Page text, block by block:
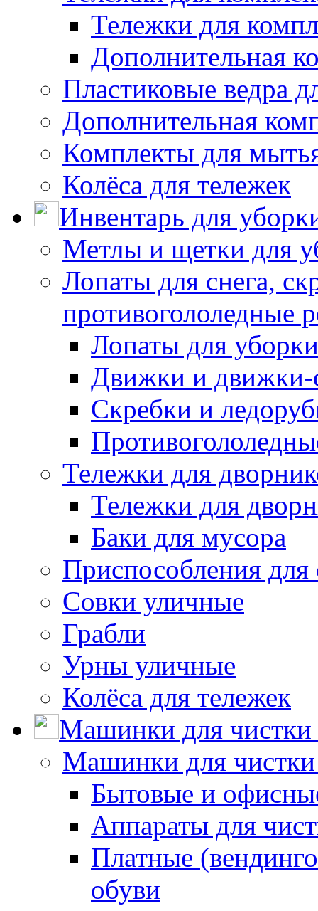
Тележки для
Дополнительная
Пластиковые ведра
Дополнительная
Комплекты для
Колёса для тележек
Инвентарь для
Метлы и щетки для
Лопаты для снега,
противогололедные
Лопаты для
Движки и движки-
Скребки и
Тележки для
Тележки для
Баки для мусора
Приспособления для
Совки уличные
Грабли
Урны уличные
Колёса для тележек
Машинки для чистки
Машинки для
Бытовые и
Аппараты для
Платные
обуви